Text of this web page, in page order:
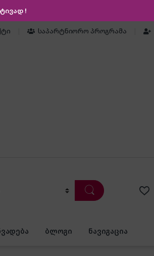
!
საპარტნიორო პროგრამა
ბლოგი ნავიგაცია